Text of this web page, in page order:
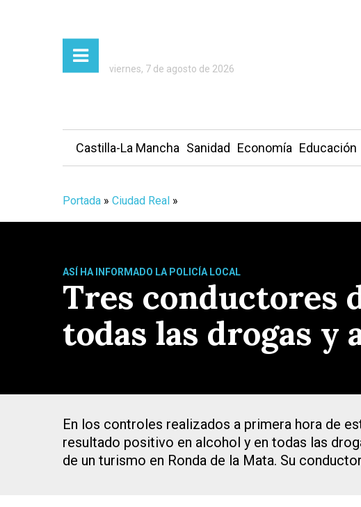
viernes, 7 de agosto de 2026
Castilla-La Mancha Sanidad Economía Educación
Portada » Ciudad Real »
ASÍ HA INFORMADO LA POLICÍA LOCAL
Tres conductores
todas las drogas y
En los controles realizados a primera hora de
resultado positivo en alcohol y en todas las
de un turismo en Ronda de la Mata. Su